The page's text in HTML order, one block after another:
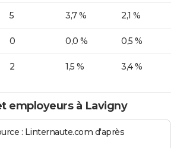
5 3,7 % 2,1 %
0 0,0 % 0,5 %
2 1,5 % 3,4 %
employeurs à Lavigny
: Linternaute.com d'après